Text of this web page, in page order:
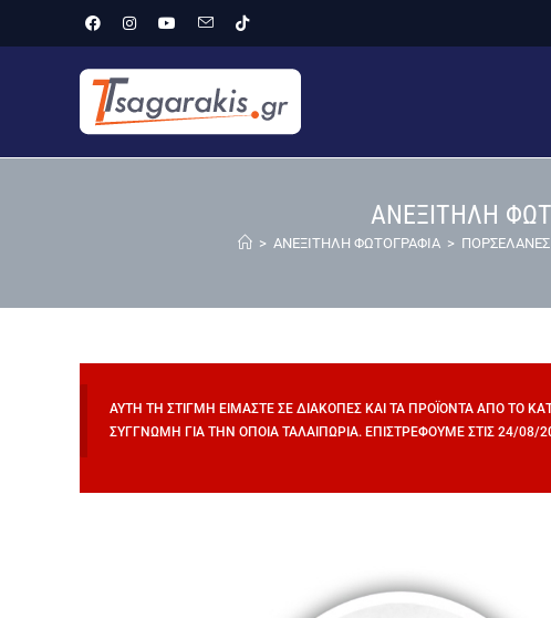
ΑΝΕΞΙΤΗΛΗ
> ΑΝΕΞΙΤΗΛΗ ΦΩΤΟΓΡΑΦΙΑ >
ΑΥΤΉ ΤΗ ΣΤΙΓΜΉ ΕΊΜΑΣΤΕ ΣΕ ΔΙΑΚΟΠΈΣ ΚΑΙ ΤΑ ΠΡΟΪΌΝΤΑ ΑΠΌ ΤΟ
ΣΥΓΓΝΏΜΗ ΓΙΑ ΤΗΝ ΌΠΟΙΑ ΤΑΛΑΙΠΩΡΊΑ. ΕΠΙΣΤΡΈΦΟΥΜΕ ΣΤΙΣ 24/08/